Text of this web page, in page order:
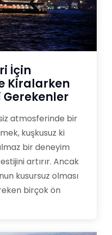
İçin
Kiralarken
Gerekenler
atmosferinde bir
kuşkusuz ki
bir deneyim
artırır. Ancak
kusursuz olması
birçok ön